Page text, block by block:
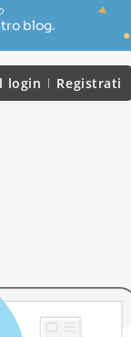
blog.
login Registrati